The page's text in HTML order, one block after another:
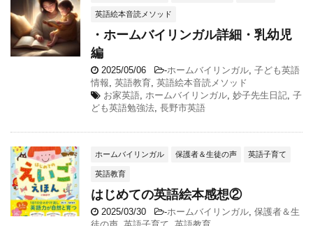
英語絵本音読メソッド
・ホームバイリンガル詳細・乳幼児
編
2025/05/06 -ホームバイリンガル, 子ども英語
情報, 英語教育, 英語絵本音読メソッド
お家英語, ホームバイリンガル, 妙子先生日記, 子
ども英語勉強法, 長野市英語
ホームバイリンガル 保護者＆生徒の声 英語子育て
英語教育
はじめての英語絵本感想②
2025/03/30 -ホームバイリンガル, 保護者＆生